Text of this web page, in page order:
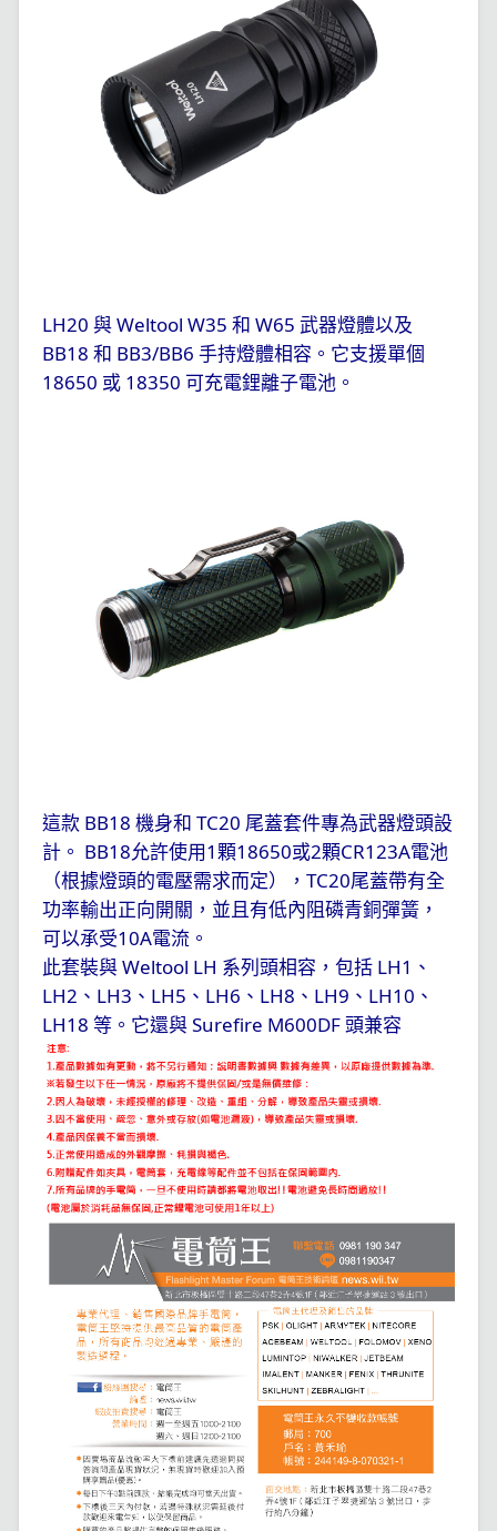
LH20與 Weltool W35和 W65 武器燈體以及
BB18和 BB3/BB6手持燈體相容。它支援單個
18650 或 18350 可充電鋰離子電池。
這款 BB18機身和 TC20 尾蓋套件專為武器燈頭設
計。 BB18允許使用 1顆18650或2顆CR123A電池
（根據燈頭的電壓需求而定），TC20尾蓋帶有全
功率輸出正向開關，並且有低內阻磷青銅彈簧，
可以承受10A電流。
此套裝與 Weltool LH 系列頭相容，包括 LH1 、
LH2 、 LH3 、 LH5 、 LH6 、 LH8 、 LH9 、 LH10 、
LH18 等。它還與 Surefire M600DF頭兼容